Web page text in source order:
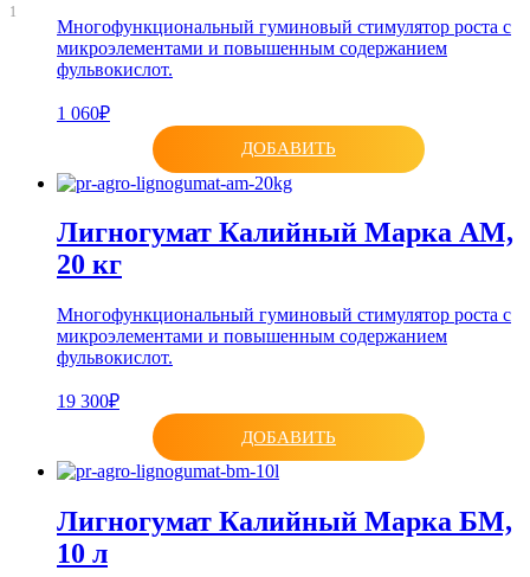
1
Многофункциональный гуминовый стимулятор роста с
микроэлементами и повышенным содержанием
фульвокислот.
1 060₽
ДОБАВИТЬ
Лигногумат Калийный Марка АМ,
20 кг
Многофункциональный гуминовый стимулятор роста с
микроэлементами и повышенным содержанием
фульвокислот.
19 300₽
ДОБАВИТЬ
Лигногумат Калийный Марка БМ,
10 л